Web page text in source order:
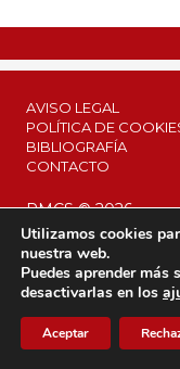
AVISO LEGAL
POLÍTICA DE
BIBLIOGRAFÍA
CONTACTO
RMCS © 2026
Utilizamos cookies
nuestra web.
Puedes aprender
desactivarlas en los
Aceptar